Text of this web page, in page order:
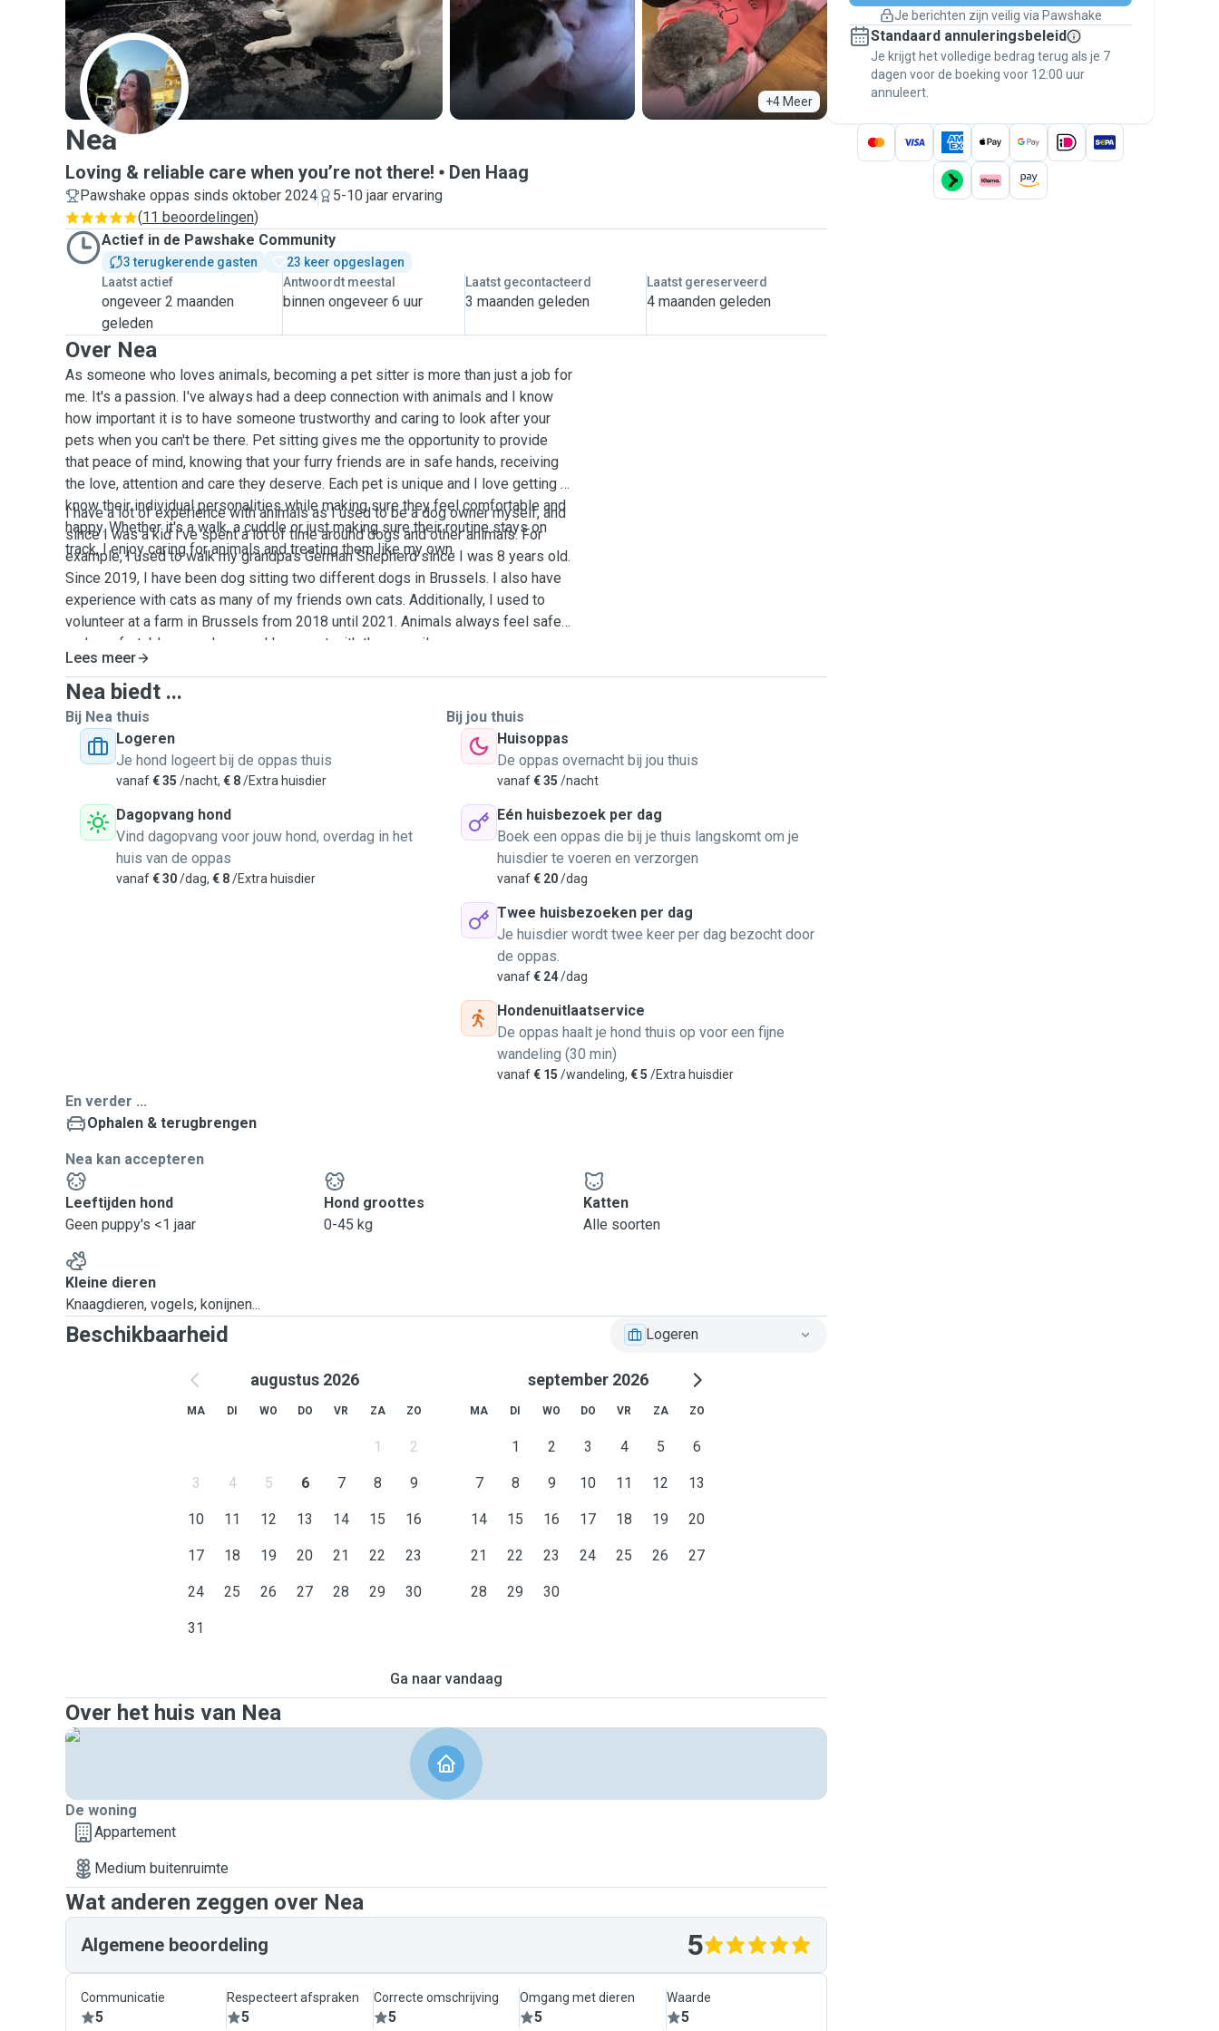
+4 Meer
N
Nea
Loving & reliable care when you’re not there! Den Haag
Pawshake oppas sinds oktober 2024
5-10 jaar ervaring
(11 beoordelingen)
Actief in de Pawshake Community
3 terugkerende gasten
23 keer opgeslagen
Laatst actief
ongeveer 2 maanden
geleden
Antwoordt meestal
binnen ongeveer 6 uur
Laatst gecontacteerd
3 maanden geleden
Laatst gereserveerd
4 maanden geleden
Over Nea
As someone who loves animals, becoming a pet sitter is more than just a job for
me. It's a passion. I've always had a deep connection with animals and I know
how important it is to have someone trustworthy and caring to look after your
pets when you can't be there. Pet sitting gives me the opportunity to provide
that peace of mind, knowing that your furry friends are in safe hands, receiving
the love, attention and care they deserve. Each pet is unique and I love getting to
know their individual personalities while making sure they feel comfortable and
happy. Whether it's a walk, a cuddle or just making sure their routine stays on
track, I enjoy caring for animals and treating them like my own.
I have a lot of experience with animals as I used to be a dog owner myself, and
since I was a kid I've spent a lot of time around dogs and other animals. For
example, I used to walk my grandpa's German Shepherd since I was 8 years old.
Since 2019, I have been dog sitting two different dogs in Brussels. I also have
experience with cats as many of my friends own cats. Additionally, I used to
volunteer at a farm in Brussels from 2018 until 2021. Animals always feel safe
and comfortable around me, and I connect with them easily.
Lees meer
Nea biedt ...
Bij Nea thuis
Logeren
Je hond logeert bij de oppas thuis
vanaf€ 35 /nacht, € 8/Extra huisdier
Dagopvang hond
Vind dagopvang voor jouw hond, overdag in het
huis van de oppas
vanaf€ 30/dag, € 8/Extra huisdier
Bij jou thuis
Huisoppas
De oppas overnacht bij jou thuis
vanaf€ 35 /nacht
Eén huisbezoek per dag
Boek een oppas die bij je thuis langskomt om je
huisdier te voeren en verzorgen
vanaf€ 20/dag
Twee huisbezoeken per dag
Je huisdier wordt twee keer per dag bezocht door
de oppas.
vanaf€ 24/dag
Hondenuitlaatservice
De oppas haalt je hond thuis op voor een fijne
wandeling (30 min)
vanaf€ 15 /wandeling, € 5 /Extra huisdier
En verder ...
Ophalen & terugbrengen
Nea kan accepteren
Leeftijden hond
Geen puppy's <1 jaar
Hond groottes
0-45 kg
Katten
Alle soorten
Kleine dieren
Knaagdieren, vogels, konijnen...
Beschikbaarheid Logeren
augustus 2026
MA DI WO DO VR ZA ZO
1 2
3 4 5 6 7 8 9
10 11 12 13 14 15 16
17 18 19 20 21 22 23
24 25 26 27 28 29 30
31
september 2026
MA DI WO DO VR ZA ZO
1 2 3 4 5 6
7 8 9 10 11 12 13
14 15 16 17 18 19 20
21 22 23 24 25 26 27
28 29 30
Ga naar vandaag
Over het huis van Nea
De woning
Appartement
Medium buitenruimte
Wat anderen zeggen over Nea
Algemene beoordeling 5
Communicatie
5
Respecteert afspraken
5
Correcte omschrijving
5
Omgang met dieren
5
Waarde
5
Regel alles via Pawshake — van eerste
bericht tot betaling — en geniet van de
Pawshake Garantie.
Je berichten zijn veilig via Pawshake
Standaard annuleringsbeleid
Je krijgt het volledige bedrag terug als je 7
dagen voor de boeking voor 12:00 uur
annuleert.